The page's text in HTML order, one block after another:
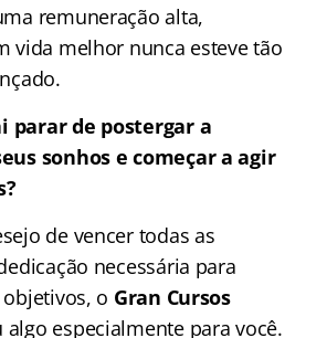
remuneração alta,
vida melhor nunca esteve tão
parar de postergar a
sonhos e começar a agir
de vencer todas as
necessária para
o Gran Cursos
algo especialmente para você.